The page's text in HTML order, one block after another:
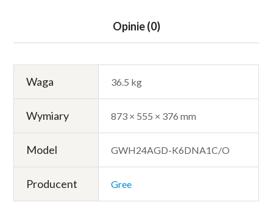
Opinie (0)
Waga 36.5 kg
Wymiary 873 × 555 × 376 mm
Model GWH24AGD-K6DNA1C/O
Producent Gree